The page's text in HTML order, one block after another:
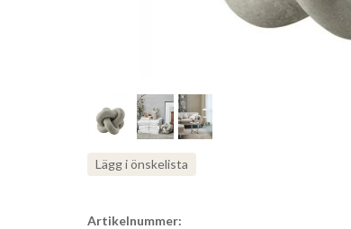
Lägg i önskelista
Artikelnummer: